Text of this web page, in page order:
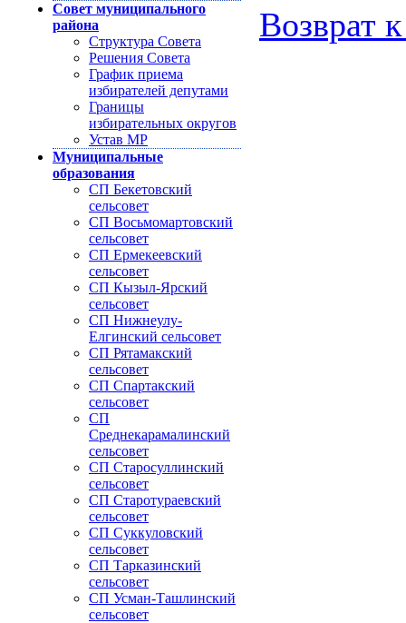
Совет муниципального
района
Структура Совета
Решения Совета
График приема
избирателей депутами
Границы
избирательных округов
Устав МР
Муниципальные
образования
СП Бекетовский
сельсовет
СП Восьмомартовский
сельсовет
СП Ермекеевский
сельсовет
СП Кызыл-Ярский
сельсовет
СП Нижнеулу-
Елгинский сельсовет
СП Рятамакский
сельсовет
СП Спартакский
сельсовет
СП
Среднекарамалинский
сельсовет
СП Старосуллинский
сельсовет
СП Старотураевский
сельсовет
СП Суккуловский
сельсовет
СП Тарказинский
сельсовет
СП Усман-Ташлинский
сельсовет
Возврат